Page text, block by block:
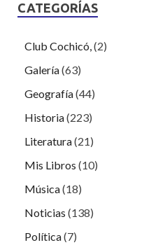
CATEGORÍAS
Club Cochicó,(2)
Galería(63)
Geografía(44)
Historia(223)
Literatura(21)
Mis Libros (10)
Música(18)
Noticias (138)
Política(7)